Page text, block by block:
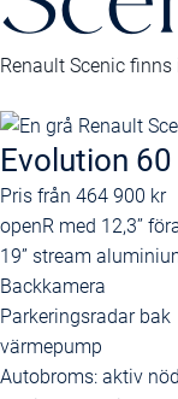
Renault Scenic
Evolution
Pris från 464 900 kr
openR med 12,3’’
19” stream
Backkamera
Parkeringsradar bak
värmepump
Autobroms: aktiv